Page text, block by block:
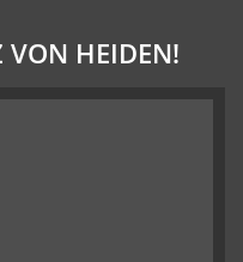
VON HEIDEN!